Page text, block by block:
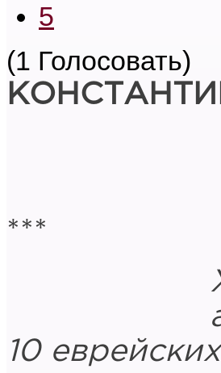
5
(1 Голосовать)
***
Хоть
а тебя
10